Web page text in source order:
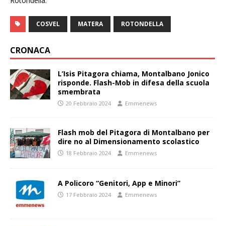
COSVEL MATERA ROTONDELLA
CRONACA
L’Isis Pitagora chiama, Montalbano Jonico
risponde. Flash-Mob in difesa della scuola
smembrata
20 Febbraio 2024 Emmenews
Flash mob del Pitagora di Montalbano per
dire no al Dimensionamento scolastico
18 Febbraio 2024 Emmenews
A Policoro “Genitori, App e Minori”
17 Febbraio 2024 Emmenews